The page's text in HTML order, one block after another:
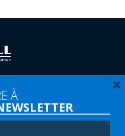
60 00
À ×